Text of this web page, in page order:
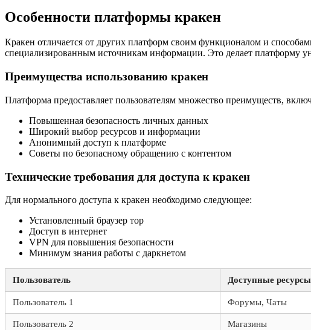
Особенности платформы кракен
Кракен отличается от других платформ своим функционалом и
специализированным источникам информации. Это делает платформу
Преимущества использованию кракен
Платформа предоставляет пользователям множество преимуществ,
Повышенная безопасность личных данных
Широкий выбор ресурсов и информации
Анонимный доступ к платформе
Советы по безопасному обращению с контентом
Технические требования для доступа к кракен
Для нормального доступа к кракен необходимо следующее:
Установленный браузер тор
Доступ в интернет
VPN для повышения безопасности
Минимум знания работы с даркнетом
Пользователь Доступные ресурсы
Пользователь 1 Форумы, Чаты
Пользователь 2 Магазины